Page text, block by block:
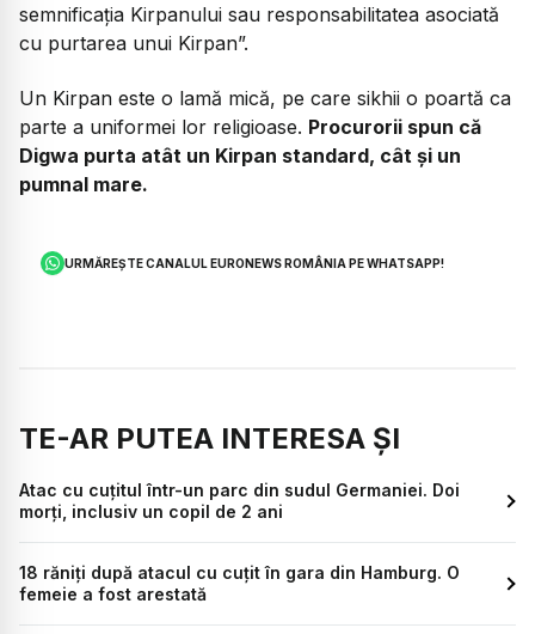
semnificația Kirpanului sau responsabilitatea asociată
cu purtarea unui Kirpan”.
Un Kirpan este o lamă mică, pe care sikhii o poartă ca
parte a uniformei lor religioase. Procurorii spun că
Digwa purta atât un Kirpan standard, cât și un
pumnal mare.
URMĂREȘTE CANALUL EURONEWS ROMÂNIA PE WHATSAPP!
TE-AR PUTEA INTERESA ȘI
Atac cu cuțitul într-un parc din sudul Germaniei. Doi
morți, inclusiv un copil de 2 ani
18 răniți după atacul cu cuțit în gara din Hamburg. O
femeie a fost arestată